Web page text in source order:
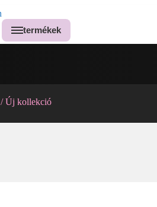
termékek
/ Új kollekció